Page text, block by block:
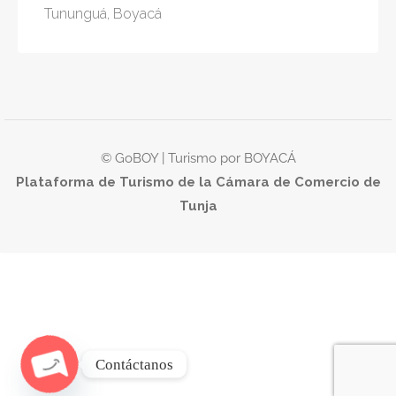
Tununguá, Boyacá
© GoBOY | Turismo por BOYACÁ
Plataforma de Turismo de la Cámara de Comercio de
Tunja
Contáctanos